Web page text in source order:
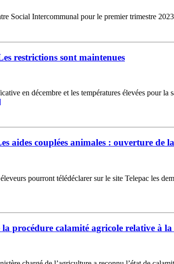
Social Intercommunal pour le premier trimestre
restrictions sont maintenues
en décembre et les températures élevées pour
aides couplées animales : ouverture de
pourront télédéclarer sur le site Telepac les
procédure calamité agricole relative à